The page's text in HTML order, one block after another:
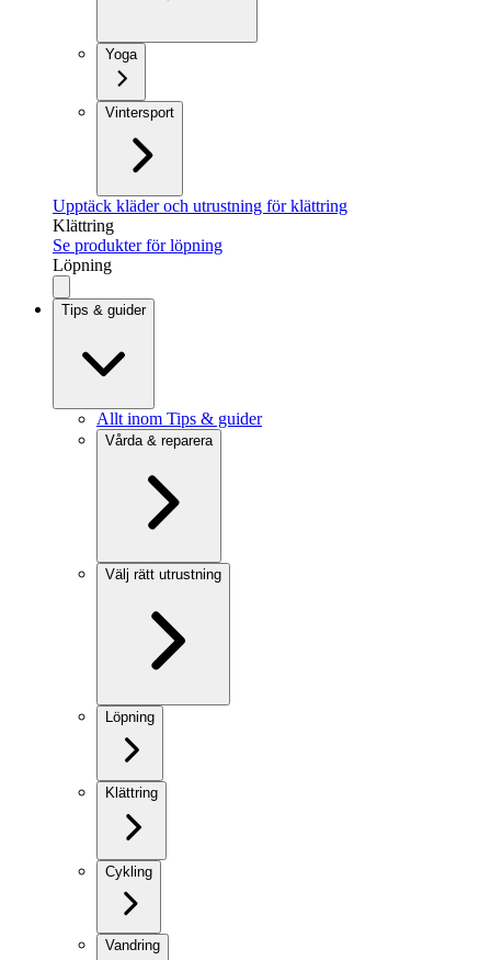
Yoga
Vintersport
Upptäck kläder och utrustning för klättring
Klättring
Se produkter för löpning
Löpning
Tips & guider
Allt inom Tips & guider
Vårda & reparera
Välj rätt utrustning
Löpning
Klättring
Cykling
Vandring